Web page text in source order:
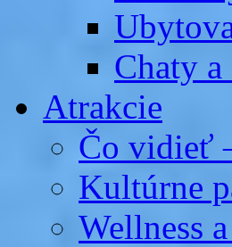
Chaty
Atrakcie
Čo vidieť
Kultúrne
Wellness